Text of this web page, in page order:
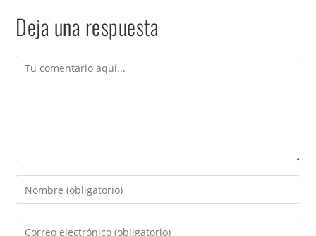
Deja una respuesta